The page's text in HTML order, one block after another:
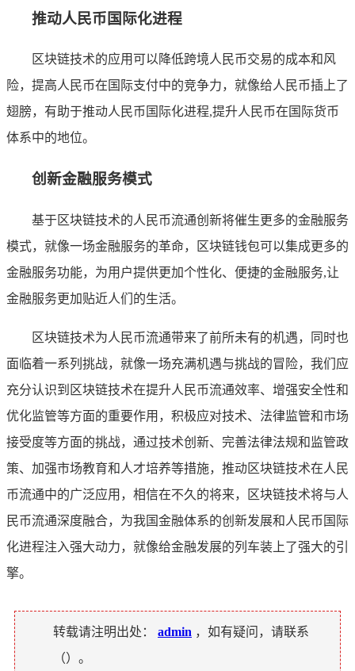
推动人民币国际化进程
区块链技术的应用可以降低跨境人民币交易的成本和风
险，提高人民币在国际支付中的竞争力，就像给人民币插上了
翅膀，有助于推动人民币国际化进程,提升人民币在国际货币
体系中的地位。
创新金融服务模式
基于区块链技术的人民币流通创新将催生更多的金融服务
模式，就像一场金融服务的革命，区块链钱包可以集成更多的
金融服务功能，为用户提供更加个性化、便捷的金融服务,让
金融服务更加贴近人们的生活。
区块链技术为人民币流通带来了前所未有的机遇，同时也
面临着一系列挑战，就像一场充满机遇与挑战的冒险，我们应
充分认识到区块链技术在提升人民币流通效率、增强安全性和
优化监管等方面的重要作用，积极应对技术、法律监管和市场
接受度等方面的挑战，通过技术创新、完善法律法规和监管政
策、加强市场教育和人才培养等措施，推动区块链技术在人民
币流通中的广泛应用，相信在不久的将来，区块链技术将与人
民币流通深度融合，为我国金融体系的创新发展和人民币国际
化进程注入强大动力，就像给金融发展的列车装上了强大的引
擎。
转载请注明出处： admin ，如有疑问，请联系
（）。